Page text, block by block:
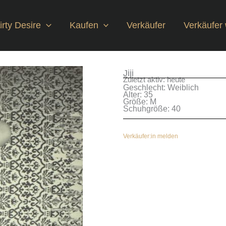
Desire Kaufen Verkäufer Verkäufer
Jiji
Zuletzt aktiv: heute
Geschlecht: Weiblich
Alter: 35
Größe: M
Schuhgröße: 40
Verkäufer:in melden